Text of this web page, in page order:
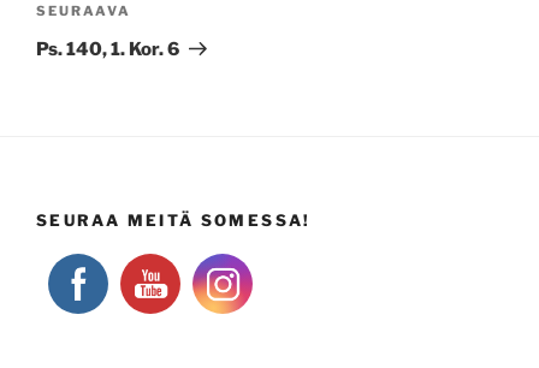
Seuraava
artikkeli
SEURAAVA
Ps. 140, 1. Kor. 6
SEURAA MEITÄ SOMESSA!